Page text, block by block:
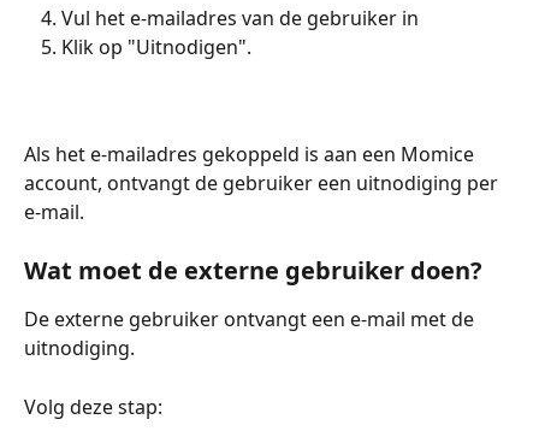
Vul het e-mailadres van de gebruiker in
Klik op "Uitnodigen".
Als het e-mailadres gekoppeld is aan een Momice
account, ontvangt de gebruiker een uitnodiging per
e-mail.
Wat moet de externe gebruiker doen?
De externe gebruiker ontvangt een e-mail met de
uitnodiging.
Volg deze stap: